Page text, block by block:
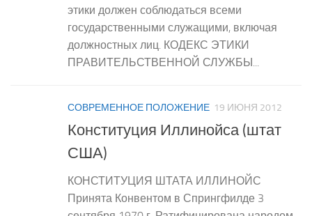
этики должен соблюдаться всеми
государственными служащими, включая
должностных лиц. КОДЕКС ЭТИКИ
ПРАВИТЕЛЬСТВЕННОЙ СЛУЖБЫ...
СОВРЕМЕННОЕ ПОЛОЖЕНИЕ 19 ИЮНЯ 2012
Конституция Иллинойса (штат
США)
КОНСТИТУЦИЯ ШТАТА ИЛЛИНОЙС
Принята Конвентом в Спрингфилде 3